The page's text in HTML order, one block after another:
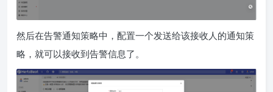
然后在告警通知策略中，配置一个发送给该接收人的通知策
略，就可以接收到告警信息了。